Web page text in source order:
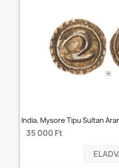
India, Mysore Tipu Sultan
35 000 Ft